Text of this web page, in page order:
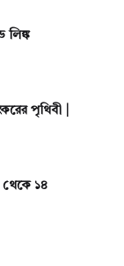
লিঙ্ক
পৃথিবী |
থেকে ১৪